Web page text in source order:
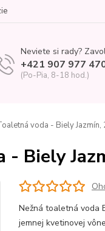
Neviete si rady?
+421 907 977
(Po-Pia, 8-18 hod.)
voda - Biely Jazmín,
- Biely
Nežná toaletná voda
jemnej kvetinovej